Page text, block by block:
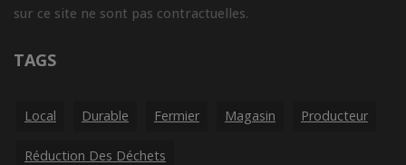
sur ce site ne sont pas contractuelles.
TAGS
Local Durable Fermier Magasin Producteur
Réduction Des Déchets